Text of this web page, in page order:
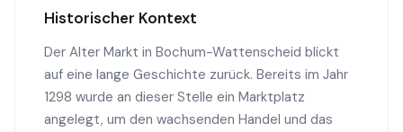
Historischer Kontext
Der Alter Markt in Bochum-Wattenscheid blickt
auf eine lange Geschichte zurück. Bereits im Jahr
1298 wurde an dieser Stelle ein Marktplatz
angelegt, um den wachsenden Handel und das